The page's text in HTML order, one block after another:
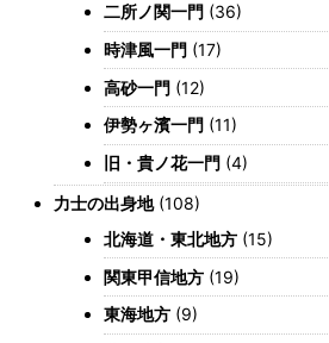
二所ノ関一門 (36)
時津風一門 (17)
高砂一門 (12)
伊勢ヶ濱一門 (11)
旧・貴ノ花一門 (4)
力士の出身地(108)
北海道・東北地方 (15)
関東甲信地方 (19)
東海地方 (9)